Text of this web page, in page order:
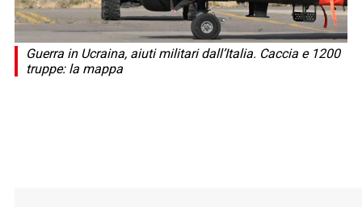
Guerra in Ucraina, aiuti militari dall’Italia. Caccia e 1200
truppe: la mappa